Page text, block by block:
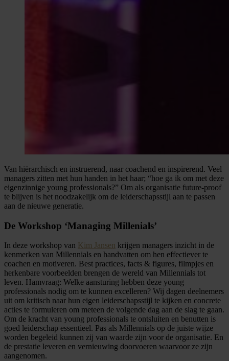
Van hiërarchisch en instruerend, naar coachend en inspirerend. Veel
managers zitten met hun handen in het haar; “hoe ga ik om met deze
eigenzinnige young professionals?” Om als organisatie future-proof
te blijven is het noodzakelijk om de leiderschapsstijl aan te passen
aan de nieuwe generatie.
De Workshop ‘Managing Millenials’
In deze workshop van Kim Jansen krijgen managers inzicht in de
kenmerken van Millennials en handvatten om hen effectiever te
coachen en motiveren. Best practices, facts & figures, filmpjes en
herkenbare voorbeelden brengen de wereld van Millennials tot
leven. Hamvraag: Welke aansturing hebben deze young
professionals nodig om te kunnen excelleren? Wij dagen deelnemers
uit om kritisch naar hun eigen leiderschapsstijl te kijken en concrete
acties te formuleren om meteen de volgende dag aan de slag te gaan.
Om de kracht van young professionals te ontsluiten en benutten is
goed leiderschap essentieel. Pas als Millennials op de juiste wijze
worden begeleid kunnen zij van waarde zijn voor de organisatie. En
de prestatie leveren en vernieuwing doorvoeren waarvoor ze zijn
aangenomen.